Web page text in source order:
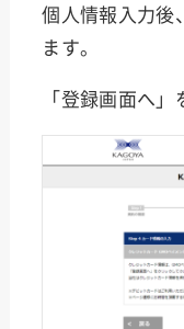
個人情報入力後
ます。
「登録画面へ」